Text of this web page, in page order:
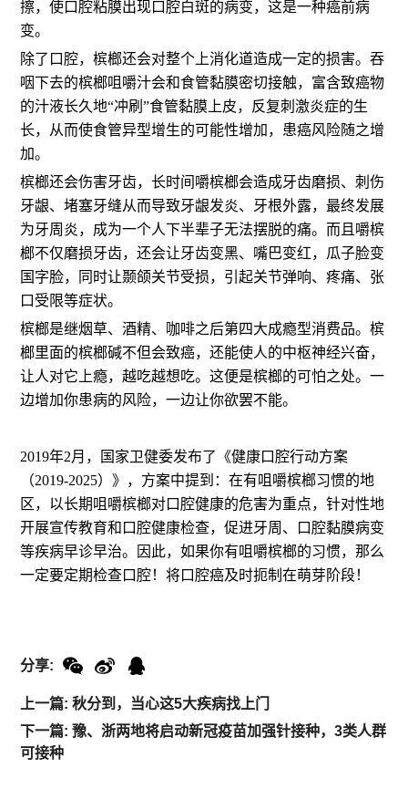
擦，使口腔粘膜出现口腔白斑的病变，这是一种癌前病
变。
除了口腔，槟榔还会对整个上消化道造成一定的损害。吞
咽下去的槟榔咀嚼汁会和食管黏膜密切接触，富含致癌物
的汁液长久地“冲刷”食管黏膜上皮，反复刺激炎症的生
长，从而使食管异型增生的可能性增加，患癌风险随之增
加。
槟榔还会伤害牙齿，长时间嚼槟榔会造成牙齿磨损、刺伤
牙龈、堵塞牙缝从而导致牙龈发炎、牙根外露，最终发展
为牙周炎，成为一个人下半辈子无法摆脱的痛。而且嚼槟
榔不仅磨损牙齿，还会让牙齿变黑、嘴巴变红，瓜子脸变
国字脸，同时让颞颌关节受损，引起关节弹响、疼痛、张
口受限等症状。
槟榔是继烟草、酒精、咖啡之后第四大成瘾型消费品。槟
榔里面的槟榔碱不但会致癌，还能使人的中枢神经兴奋，
让人对它上瘾，越吃越想吃。这便是槟榔的可怕之处。一
边增加你患病的风险，一边让你欲罢不能。
2019年2月，国家卫健委发布了《健康口腔行动方案
（2019-2025）》，方案中提到：在有咀嚼槟榔习惯的地
区，以长期咀嚼槟榔对口腔健康的危害为重点，针对性地
开展宣传教育和口腔健康检查，促进牙周、口腔黏膜病变
等疾病早诊早治。因此，如果你有咀嚼槟榔的习惯，那么
一定要定期检查口腔！将口腔癌及时扼制在萌芽阶段！
上一篇: 秋分到，当心这5大疾病找上门
下一篇: 豫、浙两地将启动新冠疫苗加强针接种，3类人群
可接种
分享: